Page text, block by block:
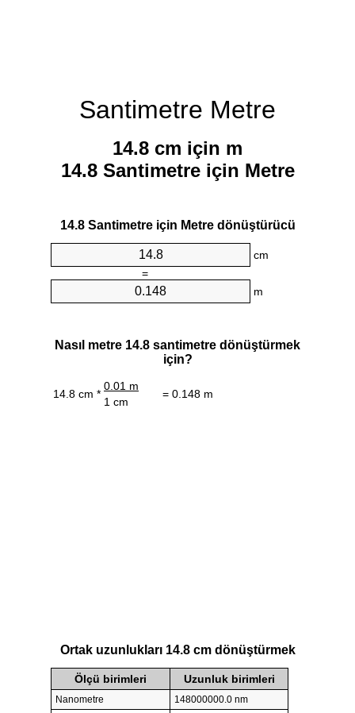
Santimetre Metre
14.8 cm için m
14.8 Santimetre için Metre
14.8 Santimetre için Metre dönüştürücü
cm
=
m
Nasıl metre 14.8 santimetre dönüştürmek
için?
14.8 cm *
0.01 m
= 0.148 m
1 cm
Ortak uzunlukları 14.8 cm dönüştürmek
Ölçü birimleri Uzunluk birimleri
Nanometre
148000000.0 nm